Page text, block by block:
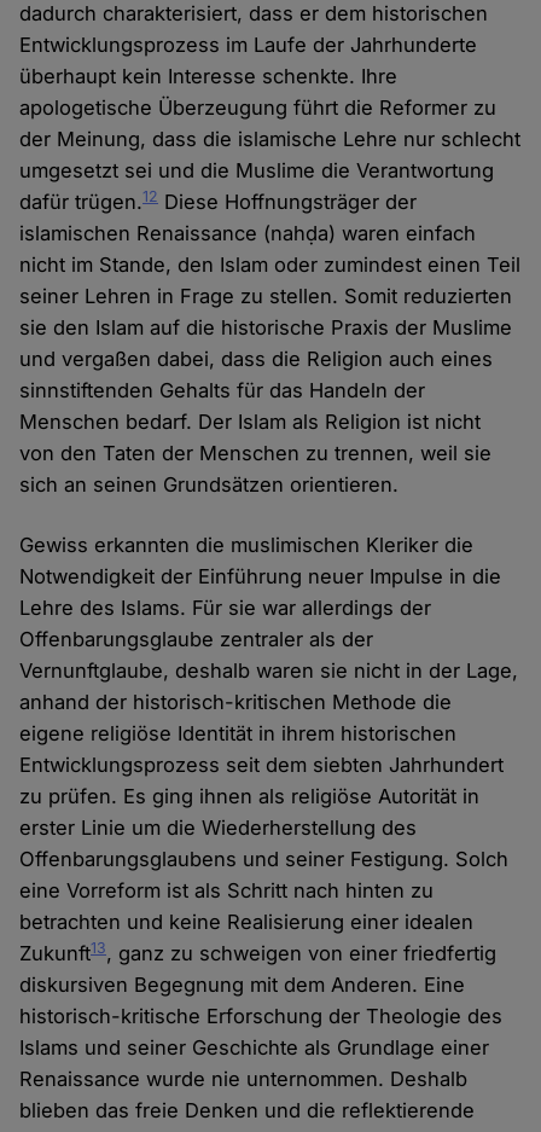
dadurch charakterisiert, dass er dem historischen
Entwicklungsprozess im Laufe der Jahrhunderte
überhaupt kein Interesse schenkte. Ihre
apologetische Überzeugung führt die Reformer zu
der Meinung, dass die islamische Lehre nur schlecht
umgesetzt sei und die Muslime die Verantwortung
dafür trügen.12 Diese Hoffnungsträger der
islamischen Renaissance (nahḍa) waren einfach
nicht im Stande, den Islam oder zumindest einen Teil
seiner Lehren in Frage zu stellen. Somit reduzierten
sie den Islam auf die historische Praxis der Muslime
und vergaßen dabei, dass die Religion auch eines
sinnstiftenden Gehalts für das Handeln der
Menschen bedarf. Der Islam als Religion ist nicht
von den Taten der Menschen zu trennen, weil sie
sich an seinen Grundsätzen orientieren.
Gewiss erkannten die muslimischen Kleriker die
Notwendigkeit der Einführung neuer Impulse in die
Lehre des Islams. Für sie war allerdings der
Offenbarungsglaube zentraler als der
Vernunftglaube, deshalb waren sie nicht in der Lage,
anhand der historisch-kritischen Methode die
eigene religiöse Identität in ihrem historischen
Entwicklungsprozess seit dem siebten Jahrhundert
zu prüfen. Es ging ihnen als religiöse Autorität in
erster Linie um die Wiederherstellung des
Offenbarungsglaubens und seiner Festigung. Solch
eine Vorreform ist als Schritt nach hinten zu
betrachten und keine Realisierung einer idealen
Zukunft13, ganz zu schweigen von einer friedfertig
diskursiven Begegnung mit dem Anderen. Eine
historisch-kritische Erforschung der Theologie des
Islams und seiner Geschichte als Grundlage einer
Renaissance wurde nie unternommen. Deshalb
blieben das freie Denken und die reflektierende